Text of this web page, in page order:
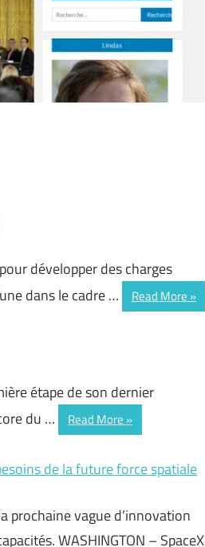
développer des charges
dans le cadre …
Read More
étape de son dernier
du …
Read More
de la future force spatiale
prochaine vague d’innovation
WASHINGTON – SpaceX